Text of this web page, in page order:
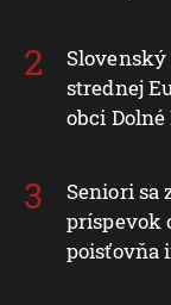
strednej
obci
Seniori sa
príspevok
poisťovňa